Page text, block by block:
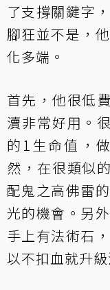
了支撐關鍵字
腳狂並不是，
化多端。
首先，他很低
瀆非常好用。
的1生命值，
然，在很類似
配鬼之高佛雷
光的機會。另
手上有法術石
以不扣血就升級